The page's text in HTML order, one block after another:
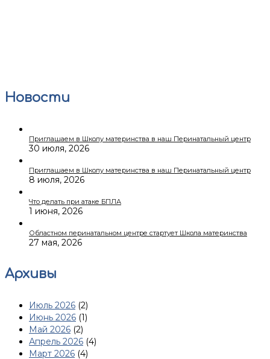
Новости
Приглашаем в Школу материнства в наш Перинатальный центр
30 июля, 2026
Приглашаем в Школу материнства в наш Перинатальный центр
8 июля, 2026
Что делать при атаке БПЛА
1 июня, 2026
Областном перинатальном центре стартует Школа материнства
27 мая, 2026
Архивы
Июль 2026 (2)
Июнь 2026 (1)
Май 2026 (2)
Апрель 2026 (4)
Март 2026 (4)